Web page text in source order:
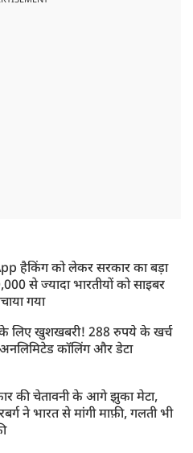
हैकिंग को लेकर सरकार का बड़ा
से ज्यादा भारतीयों को साइबर
गया
लिए खुशखबरी! 288 रुपये के खर्च
कॉलिंग और डेटा
की चेतावनी के आगे झुका मेटा,
ने भारत से मांगी माफ़ी, गलती भी